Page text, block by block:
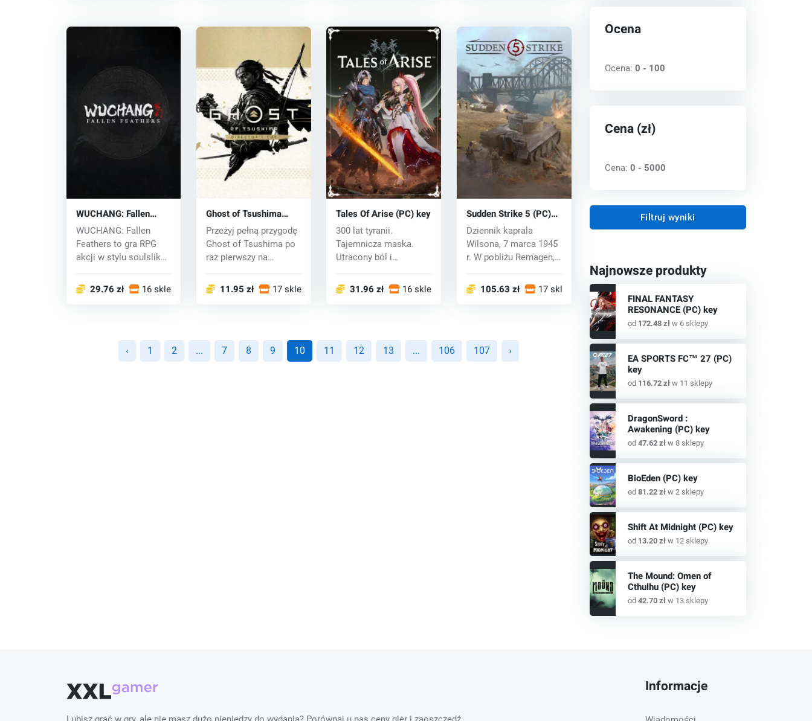
WUCHANG: Fallen
Feathers (PC) key
WUCHANG: Fallen
Feathers to gra RPG
akcji w stylu soulslike,
29.76 zł 16 sklepy
Ghost of Tsushima
DIRECTOR'S CUT (PC)
key
Przeżyj pełną przygodę
Ghost of Tsushima po
raz pierwszy na
11.95 zł 17 sklepy
Tales Of Arise (PC) key
300 lat tyranii.
Tajemnicza maska.
Utracony ból i
kon...31.96 zł 16 sklepy
Sudden Strike 5 (PC)
key
Dziennik kaprala
Wilsona, 7 marca 1945
r. W pobliżu Remagen,
105.63 zł 17 sklepy
‹ 1 2 ... 7 8 9 10 11 12 13 ... 106 107 ›
Ocena
Ocena:0 - 100
Cena (zł)
Cena:0 - 5000
Filtruj wyniki
Najnowsze produkty
FINAL FANTASY
RESONANCE (PC) key
od 172.48 złw 6 sklepy
EA SPORTS FC™ 27 (PC)
key
od 116.72 złw 11 sklepy
DragonSword :
Awakening (PC) key
od 47.62 złw 8 sklepy
BioEden (PC) key
od 81.22 złw 2 sklepy
Shift At Midnight (PC) key
od 13.20 złw 12 sklepy
The Mound: Omen of
Cthulhu (PC) key
od 42.70 złw 13 sklepy
Informacje